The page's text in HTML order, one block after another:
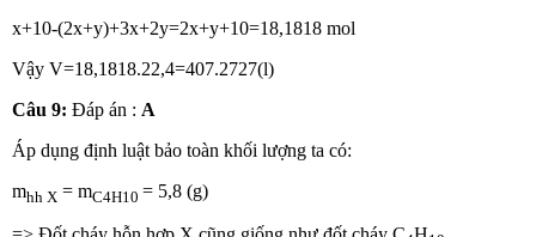
x+10-(2x+y)+3x+2y=2x+y+10=18,1818 mol
Vậy V=18,1818.22,4=407.2727(l)
Câu 9: Đáp án : A
Áp dụng định luật bảo toàn khối lượng ta có:
mhh X = mC4H10 = 5,8 (g)